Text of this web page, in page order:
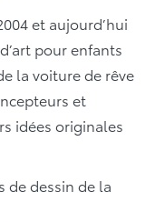
et aujourd’hui
pour enfants
la voiture de rêve
et
idées originales
de dessin de la